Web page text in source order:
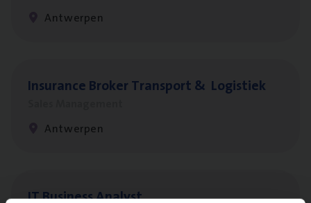
Antwerpen
Insu­ran­ce Bro­ker Trans­port& Logistiek
Antwerpen
ITBusi­ness Analyst